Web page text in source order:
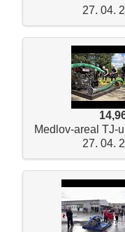
27. 04.
Medlov-areal TJ-
27. 04.